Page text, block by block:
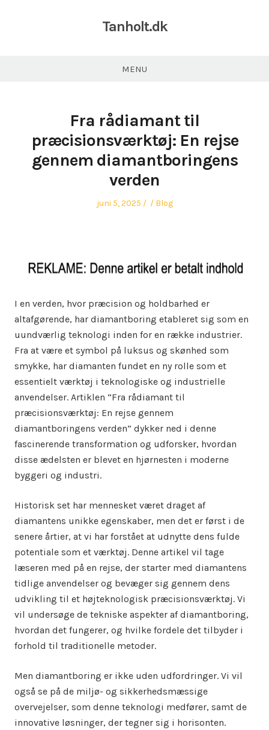
Tanholt.dk
MENU
Fra rådiamant til
præcisionsværktøj: En rejse
gennem diamantboringens
verden
Posted
juni 5, 2025 Author
Posted
Blog
I en verden, hvor præcision og holdbarhed er
altafgørende, har diamantboring etableret sig som en
uundværlig teknologi inden for en række industrier.
Fra at være et symbol på luksus og skønhed som
smykke, har diamanten fundet en ny rolle som et
essentielt værktøj i teknologiske og industrielle
anvendelser. Artiklen “Fra rådiamant til
præcisionsværktøj: En rejse gennem
diamantboringens verden” dykker ned i denne
fascinerende transformation og udforsker, hvordan
disse ædelsten er blevet en hjørnesten i moderne
byggeri og industri.
Historisk set har mennesket været draget af
diamantens unikke egenskaber, men det er først i de
senere årtier, at vi har forstået at udnytte dens fulde
potentiale som et værktøj. Denne artikel vil tage
læseren med på en rejse, der starter med diamantens
tidlige anvendelser og bevæger sig gennem dens
udvikling til et højteknologisk præcisionsværktøj. Vi
vil undersøge de tekniske aspekter af diamantboring,
hvordan det fungerer, og hvilke fordele det tilbyder i
forhold til traditionelle metoder.
Men diamantboring er ikke uden udfordringer. Vi vil
også se på de miljø- og sikkerhedsmæssige
overvejelser, som denne teknologi medfører, samt de
innovative løsninger, der tegner sig i horisonten.